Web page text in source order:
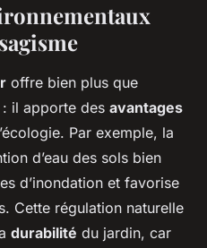
offre bien plus que
: il apporte des avantages
Par exemple, la
d’eau des sols bien
d’inondation et favorise
Cette régulation naturelle
durabilité du jardin, car